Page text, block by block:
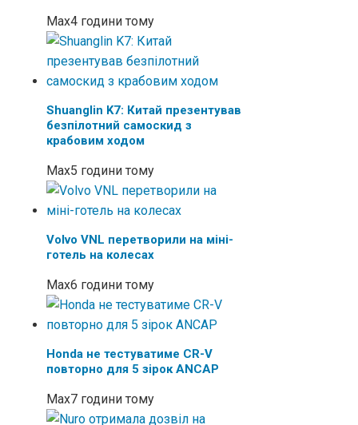
Max4 години тому
Shuanglin K7: Китай презентував
безпілотний самоскид з
крабовим ходом
Max5 години тому
Volvo VNL перетворили на міні-
готель на колесах
Max6 години тому
Honda не тестуватиме CR-V
повторно для 5 зірок ANCAP
Max7 години тому